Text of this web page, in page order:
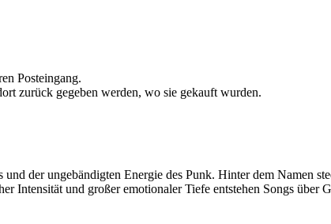
Posteingang.
zurück gegeben werden, wo sie gekauft wurden.
der ungebändigten Energie des Punk. Hinter dem Namen
und großer emotionaler Tiefe entstehen Songs über